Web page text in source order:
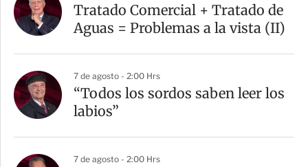
Tratado Comercial + Tratado de
Aguas = Problemas a la vista (II)
7 de agosto - 2:00 Hrs
“Todos los sordos saben leer los
labios”
7 de agosto - 2:00 Hrs